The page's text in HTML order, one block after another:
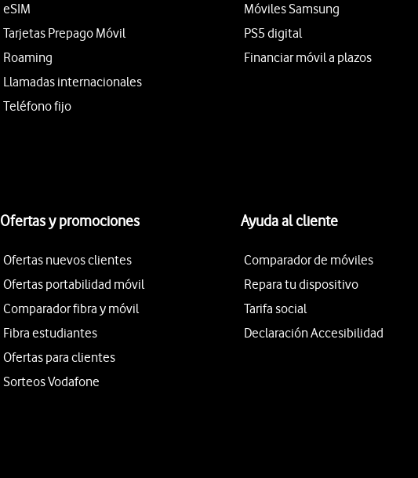
eSIM
Tarjetas Prepago Móvil
Roaming
Llamadas internacionales
Teléfono fijo
Móviles Samsung
PS5 digital
Financiar móvil a plazos
Ofertas y promociones
Ofertas nuevos clientes
Ofertas portabilidad móvil
Comparador fibra y móvil
Fibra estudiantes
Ofertas para clientes
Sorteos Vodafone
Ayuda al cliente
Comparador de móviles
Repara tu dispositivo
Tarifa social
Declaración Accesibilidad